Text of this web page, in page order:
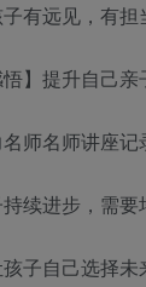
有远见，有担
】提升自己亲
名师名师讲座记
续进步，需
子自己选择未